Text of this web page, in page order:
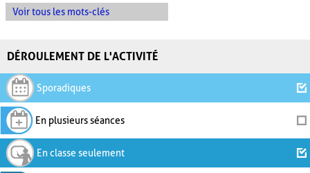
Voir tous les mots-clés
DÉROULEMENT DE L'ACTIVITÉ
Sporadiques
En plusieurs séances
En classe seulement